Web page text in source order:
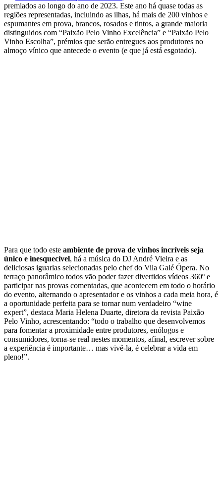
premiados ao longo do ano de 2023. Este ano há quase todas as
regiões representadas, incluindo as ilhas, há mais de 200 vinhos e
espumantes em prova, brancos, rosados e tintos, a grande maioria
distinguidos com “Paixão Pelo Vinho Excelência” e “Paixão Pelo
Vinho Escolha”, prémios que serão entregues aos produtores no
almoço vínico que antecede o evento (e que já está esgotado).
Para que todo este ambiente de prova de vinhos incríveis seja
único e inesquecível, há a música do DJ André Vieira e as
deliciosas iguarias selecionadas pelo chef do Vila Galé Ópera. No
terraço panorâmico todos vão poder fazer divertidos vídeos 360º e
participar nas provas comentadas, que acontecem em todo o horário
do evento, alternando o apresentador e os vinhos a cada meia hora, é
a oportunidade perfeita para se tornar num verdadeiro “wine
expert”, destaca Maria Helena Duarte, diretora da revista Paixão
Pelo Vinho, acrescentando: “todo o trabalho que desenvolvemos
para fomentar a proximidade entre produtores, enólogos e
consumidores, torna-se real nestes momentos, afinal, escrever sobre
a experiência é importante… mas vivê-la, é celebrar a vida em
pleno!”.